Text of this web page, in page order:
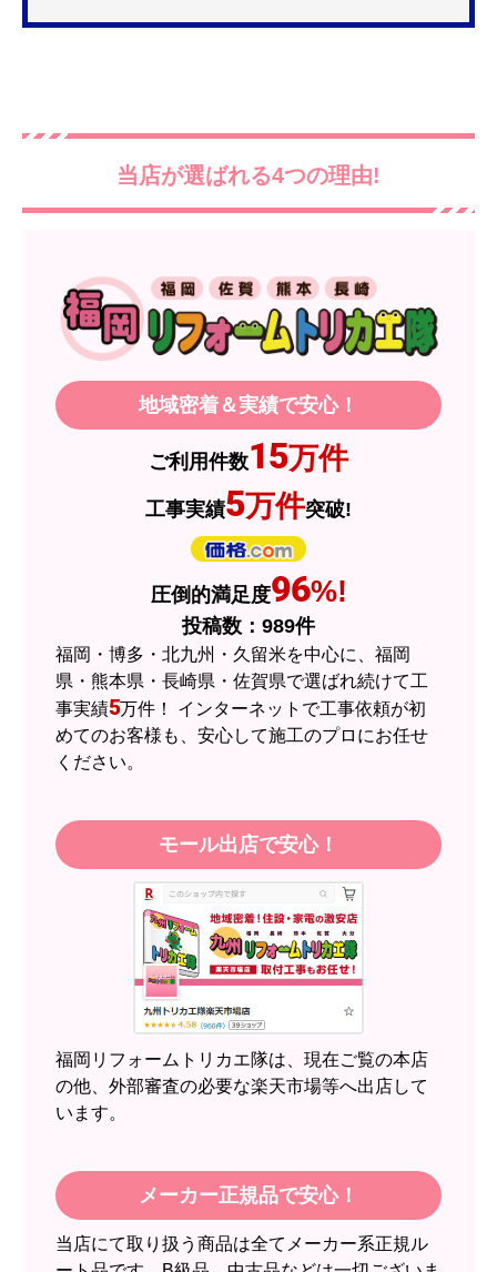
は需要が少なく製品によっては割高になるとのこ
あったので購入いたしました。
【その他感想・コメント】
製品価格もですが、設置や保証なども充実してい
るので、今後も頼りになるショップの一つです。
JodyHさん
2026年7月3日 19:01
欲しい商品をスムーズに注文できましたか？
ショップからの連絡や対応は適切でしたか？
予定の期日までに商品が届きましたか？
商品の梱包は必要十分なものでしたか？
はい
またこのショップを利用したいですか？
はい
文時期】2026年05月頃（モバイルから）
【このショップを選んだ理由は？】
近隣のショップでしっかりやってくれそうだった
【注文からどのくらいで届きましたか？】
【その他感想・コメント】
スイートポテト頭
欲しい商品をスムーズに注文できましたか？
はい
ショップからの連絡や対応は適切でしたか？
当店が選ばれる4つの理由!
地域密着＆実績で安心！
ご利用件数15万件
工事実績5万件突破!
圧倒的満足度96%!
投稿数： 989件
福岡・博多・北九州・久留米を中心に、福岡
県・熊本県・長崎県・佐賀県で選ばれ続けて工
事実績5万件！ インターネットで工事依頼が初
めてのお客様も、安心して施工のプロにお任せ
ください。
モール出店で安心！
福岡リフォームトリカエ隊は、現在ご覧の本店
の他、外部審査の必要な楽天市場等へ出店して
います。
メーカー正規品で安心！
当店にて取り扱う商品は全てメーカー系正規ル